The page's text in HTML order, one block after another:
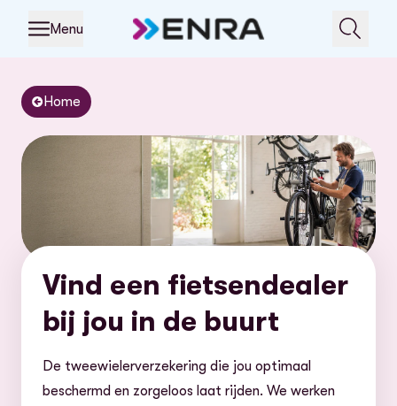
Menu
Home
Vind een fietsendealer
bij jou in de buurt
De tweewielerverzekering die jou optimaal
beschermd en zorgeloos laat rijden. We werken